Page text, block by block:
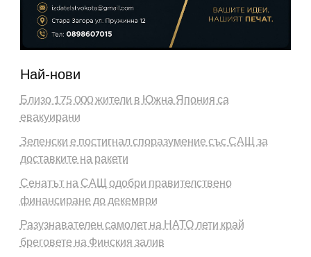
Най-нови
Близо 175 000 жители в Южна Япония са
евакуирани
Зеленски е постигнал споразумение със САЩ за
доставките на ракети
Сенатът на САЩ одобри правителствено
финансиране до декември
Разузнавателен самолет на НАТО лети край
бреговете на Финския залив